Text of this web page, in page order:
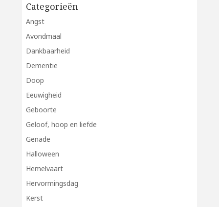
Categorieën
Angst
Avondmaal
Dankbaarheid
Dementie
Doop
Eeuwigheid
Geboorte
Geloof, hoop en liefde
Genade
Halloween
Hemelvaart
Hervormingsdag
Kerst